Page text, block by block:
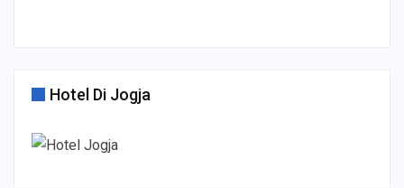
Hotel Di Jogja